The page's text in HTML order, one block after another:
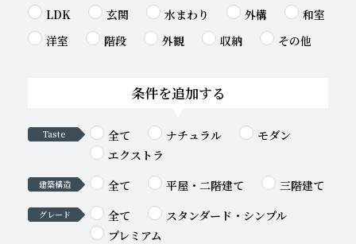
LDK 玄関 水まわり 外構
和室
洋室
階段 外観 収納 その他
条件を追加する
Taste 全て ナチュラル
モダン
エクストラ
建築構造 全て 平屋・二階建て 三階建て
グレード 全て
スタンダード・シンプル
プレミアム